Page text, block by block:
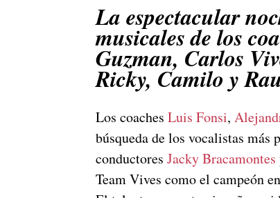
La espectacular
musicales de los
Guzman, Carlos
Ricky, Camilo y
Los coaches Luis Fonsi,
búsqueda de los vocalistas más
conductores Jacky Bracamontes
Team Vives como el campeón